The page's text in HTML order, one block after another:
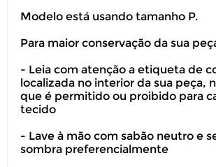
Você pode devolver este
produto gratuitamente.
Você possui até 07 dias
recebimento do produto,
Modelo está usando tamanho P.
Para maior conservação da sua
- Leia com atenção a etiqueta de
localizada no interior da sua peça,
que é permitido ou proibido para
tecido
- Lave à mão com sabão neutro e
sombra preferencialmente